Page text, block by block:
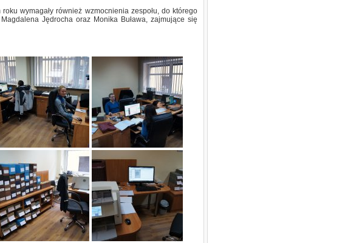
wymagały również wzmocnienia zespołu, do którego
Jędrocha oraz Monika Buława, zajmujące się